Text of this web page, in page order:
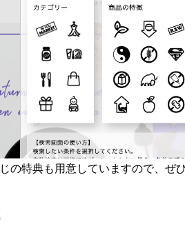
の特典も用意していますので、ぜ